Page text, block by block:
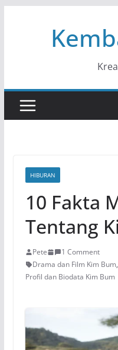
HIBURAN
10 Fakta
Tentang
Pete
1 Comment
Drama dan Film Kim Bum,
Profil dan Biodata Kim Bum